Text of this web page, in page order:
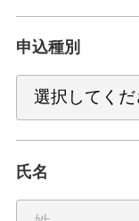
申込種別
氏名